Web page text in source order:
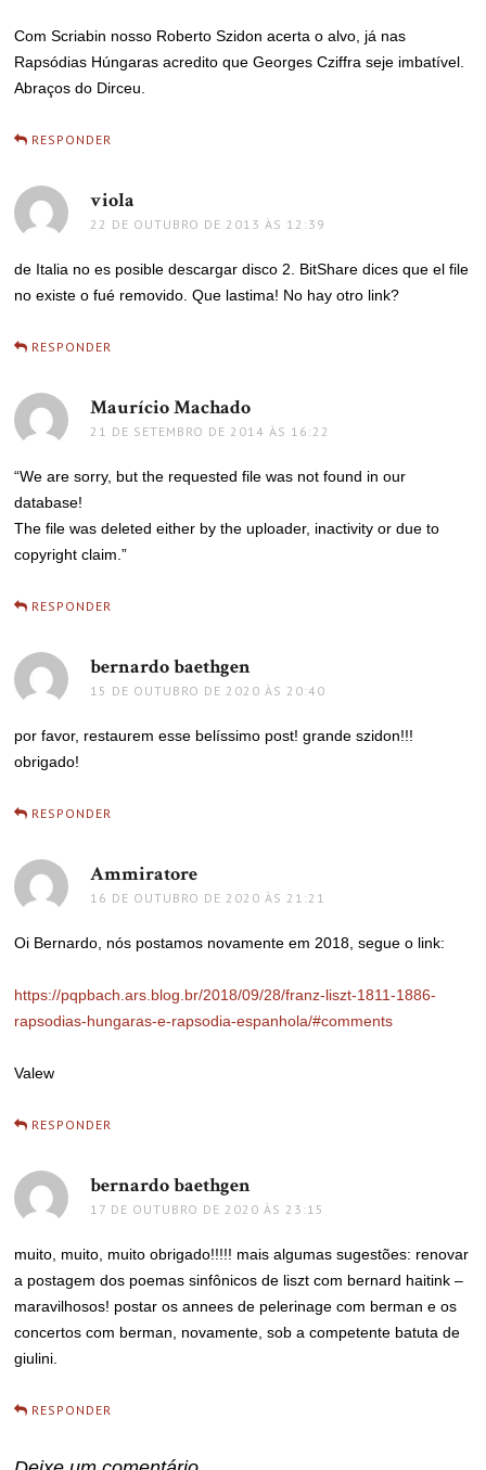
Com Scriabin nosso Roberto Szidon acerta o alvo, já nas
Rapsódias Húngaras acredito que Georges Cziffra seje imbatível.
Abraços do Dirceu.
RESPONDER
viola
22 DE OUTUBRO DE 2013 ÀS 12:39
de Italia no es posible descargar disco 2. BitShare dices que el file
no existe o fué removido. Que lastima! No hay otro link?
RESPONDER
Maurício Machado
21 DE SETEMBRO DE 2014 ÀS 16:22
“We are sorry, but the requested file was not found in our
database!
The file was deleted either by the uploader, inactivity or due to
copyright claim.”
RESPONDER
bernardo baethgen
15 DE OUTUBRO DE 2020 ÀS 20:40
por favor, restaurem esse belíssimo post! grande szidon!!!
obrigado!
RESPONDER
Ammiratore
16 DE OUTUBRO DE 2020 ÀS 21:21
Oi Bernardo, nós postamos novamente em 2018, segue o link:
https://pqpbach.ars.blog.br/2018/09/28/franz-liszt-1811-1886-
rapsodias-hungaras-e-rapsodia-espanhola/#comments
Valew
RESPONDER
bernardo baethgen
17 DE OUTUBRO DE 2020 ÀS 23:15
muito, muito, muito obrigado!!!!! mais algumas sugestões: renovar
a postagem dos poemas sinfônicos de liszt com bernard haitink –
maravilhosos! postar os annees de pelerinage com berman e os
concertos com berman, novamente, sob a competente batuta de
giulini.
RESPONDER